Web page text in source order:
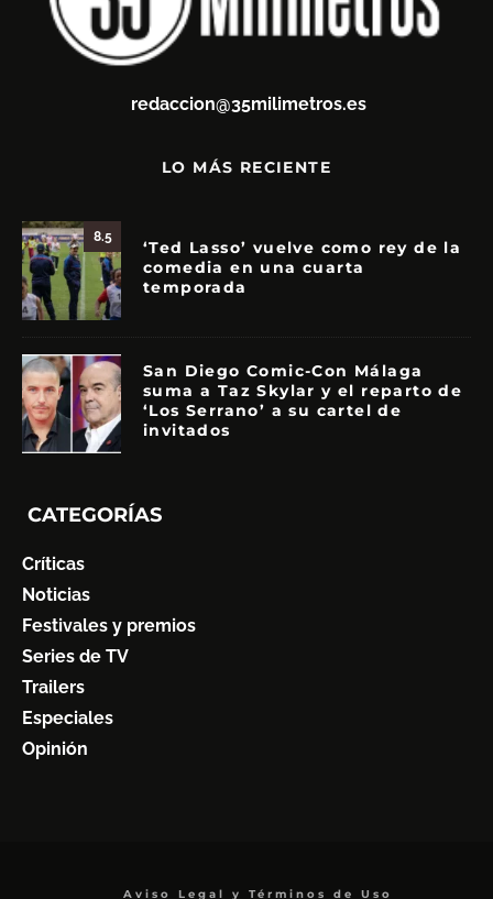
redaccion@35milimetros.es
LO MÁS RECIENTE
8.5
‘Ted Lasso’ vuelve como rey de la
comedia en una cuarta
temporada
San Diego Comic-Con Málaga
suma a Taz Skylar y el reparto de
‘Los Serrano’ a su cartel de
invitados
CATEGORÍAS
Críticas
Noticias
Festivales y premios
Series de TV
Trailers
Especiales
Opinión
Aviso Legal y Términos de Uso